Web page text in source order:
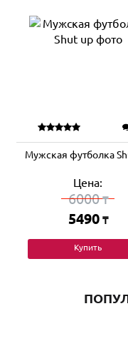
Мужская футболка
Цена:
6000₸
5490 ₸
Купить